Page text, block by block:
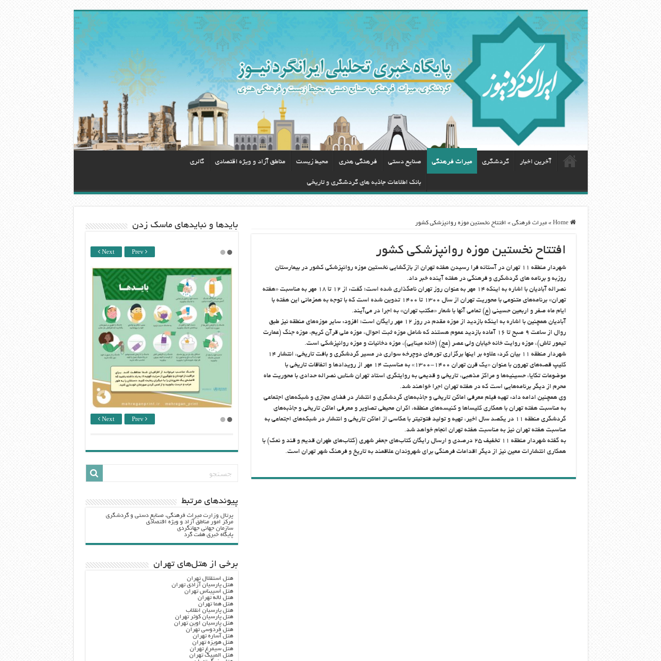
آخرین اخبار گردشگری ميراث فرهنگی صنایع دستی فرهنگی هنری محيط زيست مناطق آزاد و ویژه اقتصادی گالری
بانک اطلاعات جاذبه های گردشگری و تاریخی
Home
» ميراث فرهنگی » افتتاح نخستین موزه روانپزشکی کشور
افتتاح نخستین موزه روانپزشکی کشور
شهردار منطقه ۱۱ تهران در آستانه فرا رسیدن هفته تهران از بازگشایی نخستین موزه روانپزشکی کشور در بیمارستان
روزبه و برنامه های گردشگری و فرهنگی در هفته آینده خبر داد.
نصراله آبادیان با اشاره به اینکه ۱۴ مهر به عنوان روز تهران نامگذاری شده است؛ گفت: از ۱۲ تا ۱۸ مهر به مناسبت «هفته
تهران» برنامه‌های متنوعی با محوریت تهران از سال ۱۳۰۰ تا ۱۴۰۰ تدوین شده است که با توجه به همزمانی این هفته با
ایام ماه صفر و اربعین حسینی (ع) تمامی آنها با شعار «مکتب تهران» به اجرا در می‌آیند.
آبادیان همچنین با اشاره به اینکه بازدید از موزه مقدم در روز ۱۲ مهر رایگان است؛ افزود: سایر موزه‌های منطقه نیز طبق
روال از ساعت ۹ صبح تا ۱۶ آماده بازدید عموم هستند که شامل موزه ثبت احوال، موزه ملی قرآن کریم، موزه جنگ (عمارت
تیمور تاش)، موزه روایت خانه خیابان ولی عصر (عج) (خانه مینایی)، موزه دخانیات و موزه روانپزشکی است.
شهردار منطقه ۱۱ بیان کرد: علاوه بر اینها برگزاری تورهای دوچرخه سواری در مسیر گردشگری و بافت تاریخی، انتشار ۱۴
کلیپ قصه‌های تهرون با عنوان «یک قرن تهران ۱۴۰۰-۱۳۰۰» به مناسبت ۱۴ مهر از رویدادها و اتفاقات تاریخی با
موضوعات تکایا، حسینیه‌ها و مراکز مذهبی، تاریخی و قدیمی به روایتگری استاد تهران شناس نصراله حدادی با محوریت ماه
محرم از دیگر برنامه‌هایی است که در هفته تهران اجرا خواهند شد.
وی همچنین ادامه داد: تهیه فیلم معرفی اماکن تاریخی و جاذبه‌های گردشگری و انتشار در فضای مجازی و شبکه‌های اجتماعی
به مناسبت هفته تهران با همکاری کلیساها و کنیسه‌های منطقه، اکران محیطی تصاویر و معرفی اماکن تاریخی و جاذبه‌های
گردشگری منطقه ۱۱ در یکصد سال اخیر، تهیه و تولید فتوتیتر با عکاسی از اماکن تاریخی و انتشار در شبکه‌های اجتماعی به
مناسبت هفته تهران نیز به مناسبت هفته تهران انجام خواهد شد.
به گفته شهردار منطقه ۱۱ تخفیف ۲۵ درصدی و ارسال رایگان کتاب‌های جعفر شهری (کتاب‌های طهران قدیم و قند و نمک) با
همکاری انتشارات معین نیز از دیگر اقدامات فرهنگی برای شهروندان علاقمند به تاریخ و فرهنگ شهر تهران است.
باید‌ها و نبایدهای ماسک زدن
Next Prev
Next Prev
پيوندهاي مرتبط
پرتال وزارت ميراث فرهنگي، صنایع دستی و گردشگري
مرکز امور مناطق آزاد و ویژه اقتصادی
سازمان جهانی جهانگردی
پایگاه خبری هفت گرد
برخی از هتل‌های تهران
هتل استقلال تهران
هتل پارسیان آزادی تهران
هتل اسپیناس تهران
هتل لاله تهران
هتل هما تهران
هتل پارسیان انقلاب
هتل پارسیان کوثر تهران
هتل پارسیان اوین تهران
هتل فردوسی تهران
هتل آساره تهران
هتل هویزه تهران
هتل سیمرغ تهران
هتل المپیک تهران